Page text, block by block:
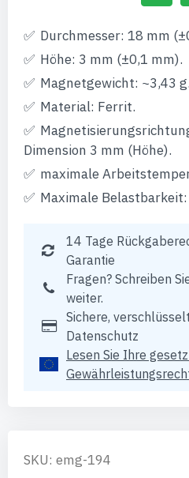
Durchmesser: 18 mm
Höhe: 3 mm (±0,1 mm).
Magnetgewicht: ~3,43 g.
Material: Ferrit.
Dimension 3 mm (Höhe).
maximale
Maximale
14 Tage
Garantie
Fragen? Schreiben
weiter.
Sichere,
Datenschutz
Lesen Sie Ihre
SKU: emg-194